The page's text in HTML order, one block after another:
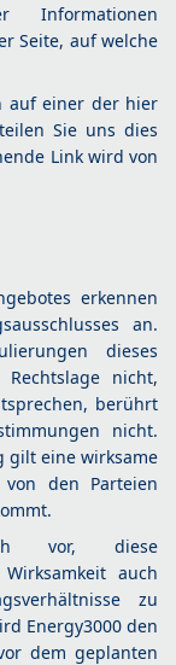
Informationen
Seite, auf welche
auf einer der hier
Sie uns dies
Link wird von
erkennen
an.
dieses
Rechtslage nicht,
berührt
nicht.
gilt eine wirksame
den Parteien
vor, diese
auch
zu
Energy3000 den
dem geplanten